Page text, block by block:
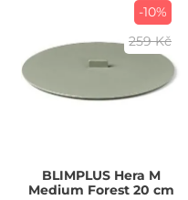
-10%
259 Kč
BLIMPLUSHera M
Medium Forest 20 cm